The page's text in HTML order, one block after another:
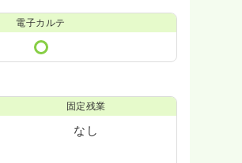
電子カルテ
固定残業
なし